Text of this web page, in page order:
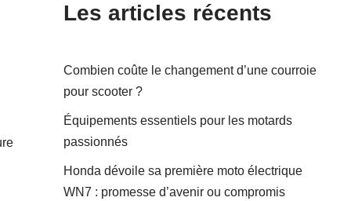
Les articles récents
Combien coûte le changement d’une courroie
pour scooter ?
Équipements essentiels pour les motards
passionnés
Honda dévoile sa première moto électrique
WN7 : promesse d’avenir ou compromis